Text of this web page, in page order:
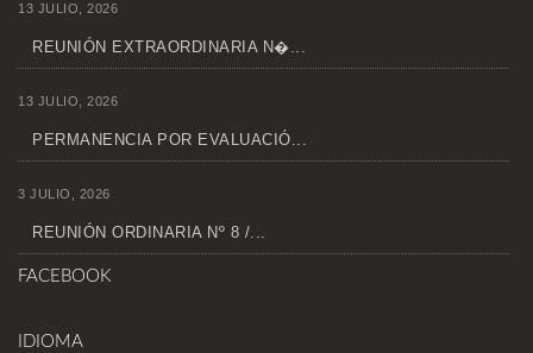
13 JULIO, 2026
REUNIÓN EXTRAORDINARIA N�...
13 JULIO, 2026
PERMANENCIA POR EVALUACIÓ...
3 JULIO, 2026
REUNIÓN ORDINARIA Nº 8 /...
FACEBOOK
IDIOMA